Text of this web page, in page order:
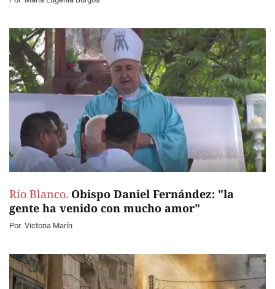
Río Blanco. Obispo Daniel Fernández: "la
gente ha venido con mucho amor"
Por Victoria Marín